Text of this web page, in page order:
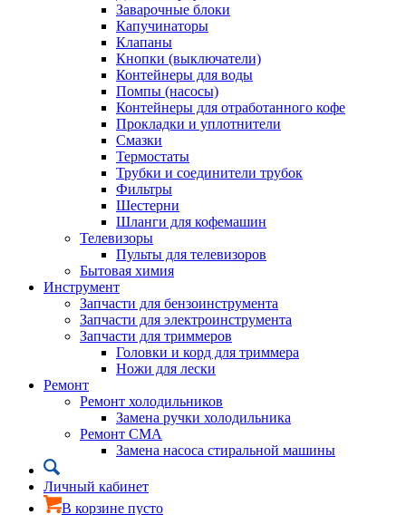
Заварочные блоки
Капучинаторы
Клапаны
Кнопки (выключатели)
Контейнеры для воды
Помпы (насосы)
Контейнеры для отработанного кофе
Прокладки и уплотнители
Смазки
Термостаты
Трубки и соединители трубок
Фильтры
Шестерни
Шланги для кофемашин
Телевизоры
Пульты для телевизоров
Бытовая химия
Инструмент
Запчасти для бензоинструмента
Запчасти для электроинструмента
Запчасти для триммеров
Головки и корд для триммера
Ножи для лески
Ремонт
Ремонт холодильников
Замена ручки холодильника
Ремонт СМА
Замена насоса стиральной машины
Личный кабинет
В корзине пусто